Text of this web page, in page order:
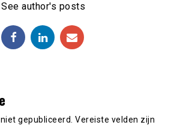
See author's posts
gepubliceerd. Vereiste velden zijn